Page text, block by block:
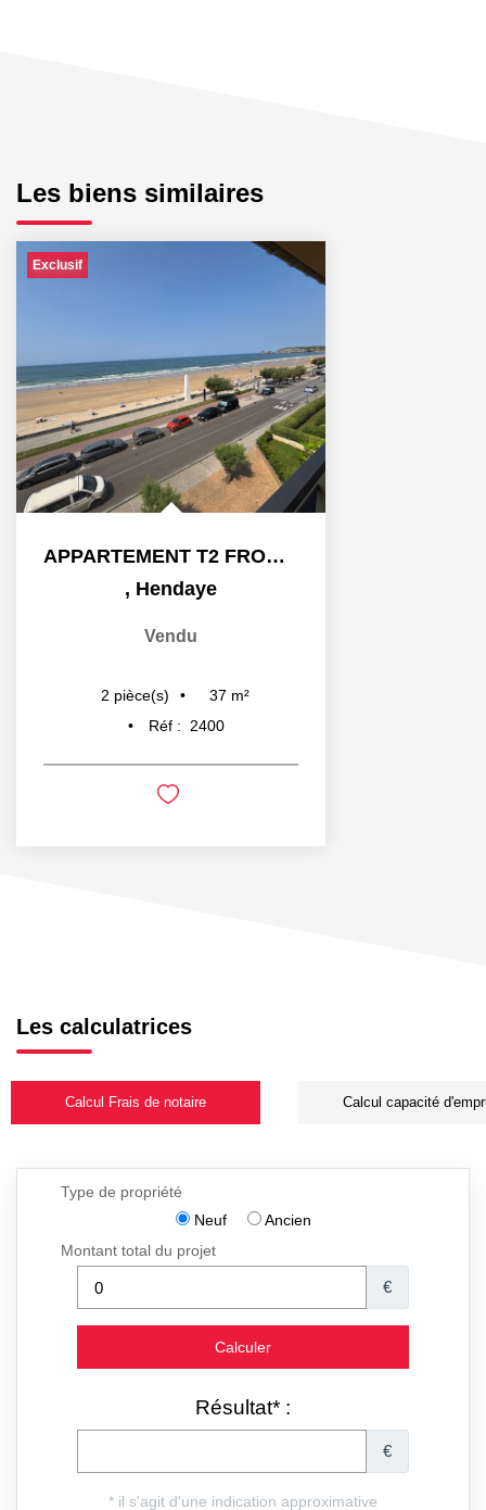
Les biens similaires
Exclusif
APPARTEMENT T2 FRONT DE MER
, Hendaye
Vendu
2 pièce(s) 37 m²
Réf :
2400
Les calculatrices
Calcul Frais de notaire Calcul capacité